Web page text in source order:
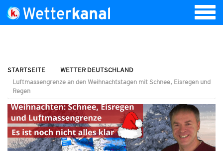
STARTSEITE
WETTER DEUTSCHLAND
Luftmassengrenze an den Weihnachtstagen mit Schnee, Eisregen und
Regen